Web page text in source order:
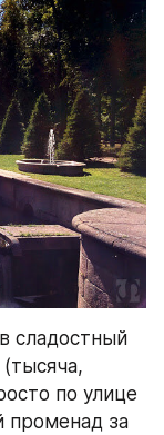
сладостный
по улице
променад за